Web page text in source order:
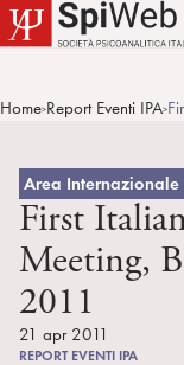
Home>Report Eventi IPA>
Area Internazionale
First
Meeting,
2011
21 apr 2011
REPORT EVENTI IPA